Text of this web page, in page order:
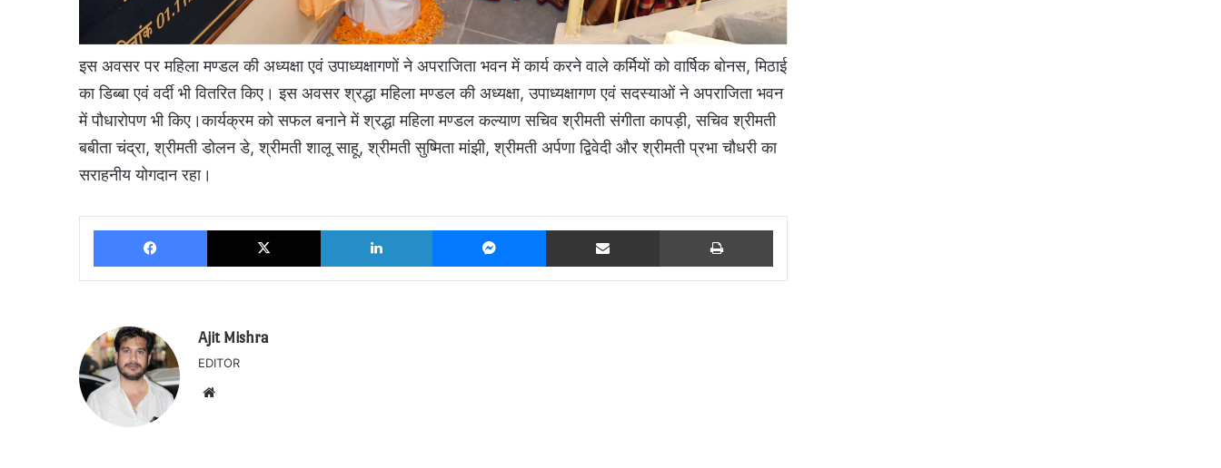
इस अवसर पर महिला मण्डल की अध्यक्षा एवं उपाध्यक्षागणों ने अपराजिता भवन में कार्य करने वाले कर्मियों को वार्षिक बोनस, मिठाई
का डिब्बा एवं वर्दी भी वितरित किए। इस अवसर श्रद्धा महिला मण्डल की अध्यक्षा, उपाध्यक्षागण एवं सदस्याओं ने अपराजिता भवन
में पौधारोपण भी किए।कार्यक्रम को सफल बनाने में श्रद्धा महिला मण्डल कल्याण सचिव श्रीमती संगीता कापड़ी, सचिव श्रीमती
बबीता चंद्रा, श्रीमती डोलन डे, श्रीमती शालू साहू, श्रीमती सुष्मिता मांझी, श्रीमती अर्पणा द्विवेदी और श्रीमती प्रभा चौधरी का
सराहनीय योगदान रहा।
Facebook X LinkedIn Messenger Share via Email Print
Ajit Mishra
EDITOR